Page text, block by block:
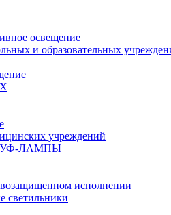
освещение
и образовательных
учреждений
ЛАМПЫ
исполнении
светильники